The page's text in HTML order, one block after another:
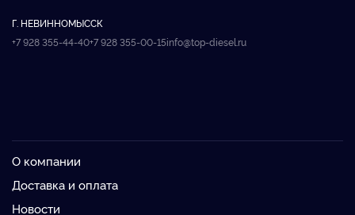
Г. НЕВИННОМЫССК
+7 928 355-44-40+7 928 355-00-15info@top-diesel.ru
О компании
Доставка и оплата
Новости